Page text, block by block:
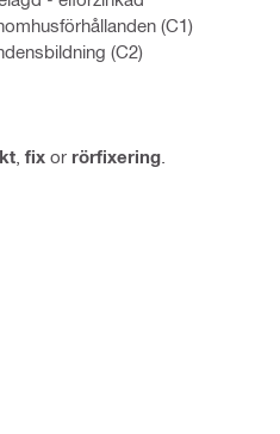
(C1)
(C2)
fix or rörfixering